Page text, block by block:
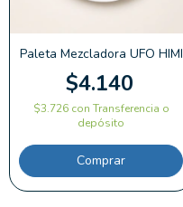
Paleta Mezcladora UFO HIMI
$4.140
$3.726 con Transferencia o
depósito
Comprar